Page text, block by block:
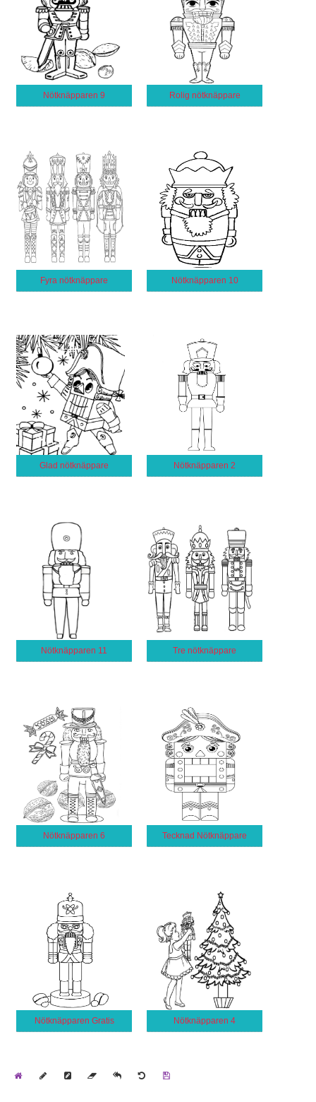
Nötknäpparen 9 Rolig nötknäppare
Fyra nötknäppare Nötknäpparen 10
Glad nötknäppare Nötknäpparen 2
Nötknäpparen 11 Tre nötknäppare
Nötknäpparen 6 Tecknad Nötknäppare
Nötknäpparen Gratis Nötknäpparen 4